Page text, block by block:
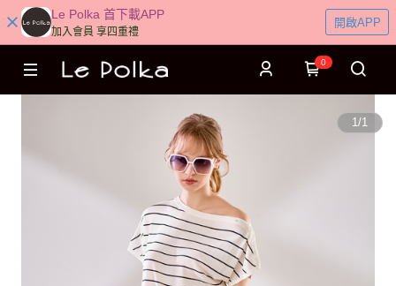
Le Polka 首下載APP
加入會員 享四重禮
開啟APP
0
1/1